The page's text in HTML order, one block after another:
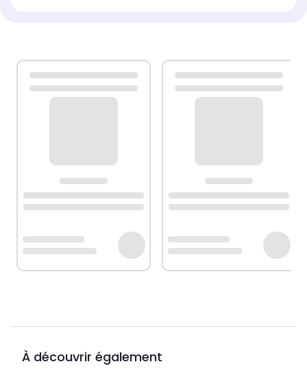
À découvrir également